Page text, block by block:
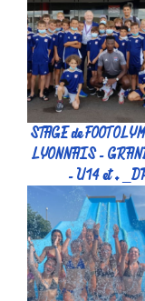
STAGE de FOOT
LYONNAIS -
- U14 et +